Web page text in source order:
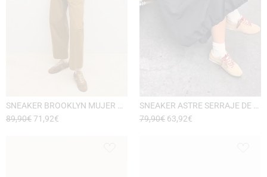
89,90€71,92€
79,90€ 63,92€